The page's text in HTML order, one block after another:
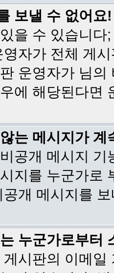
보낼 수 없어요!
을 수 있습니
영자가 전체 게
운영자가 님
에 해당된다면
는 메시지가 계
공개 메시지
지를 누군가로
개 메시지를
누군가로부터
시판의 이메